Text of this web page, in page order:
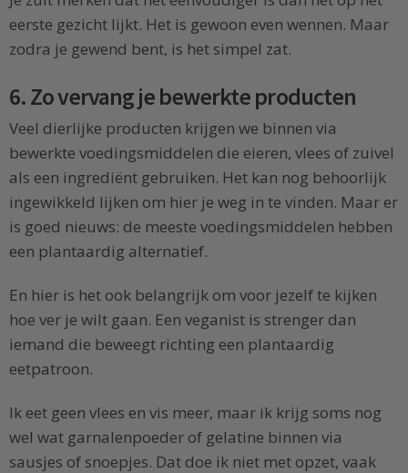
eerste gezicht lijkt. Het is gewoon even wennen. Maar
zodra je gewend bent, is het simpel zat.
6. Zo vervang je bewerkte producten
Veel dierlijke producten krijgen we binnen via
bewerkte voedingsmiddelen die eieren, vlees of zuivel
als een ingrediënt gebruiken. Het kan nog behoorlijk
ingewikkeld lijken om hier je weg in te vinden. Maar er
is goed nieuws: de meeste voedingsmiddelen hebben
een plantaardig alternatief.
En hier is het ook belangrijk om voor jezelf te kijken
hoe ver je wilt gaan. Een veganist is strenger dan
iemand die beweegt richting een plantaardig
eetpatroon.
Ik eet geen vlees en vis meer, maar ik krijg soms nog
wel wat garnalenpoeder of gelatine binnen via
sausjes of snoepjes. Dat doe ik niet met opzet, vaak